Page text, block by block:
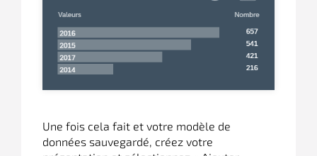
Une fois cela fait et votre modèle de
données sauvegardé, créez votre